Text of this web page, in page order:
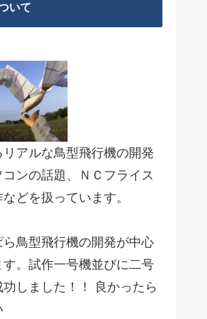
いて
アルな鳥型飛行機の開発
ンの話題、ＮＣフライス
どを扱っています。
鳥型飛行機の開発が中心
す。試作一号機並びに二号
しました！！ 良かったら